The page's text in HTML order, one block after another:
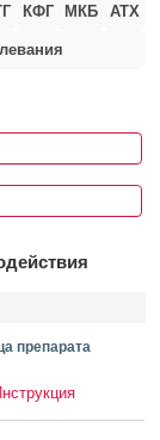
КФГ МКБ АТХ
препарата